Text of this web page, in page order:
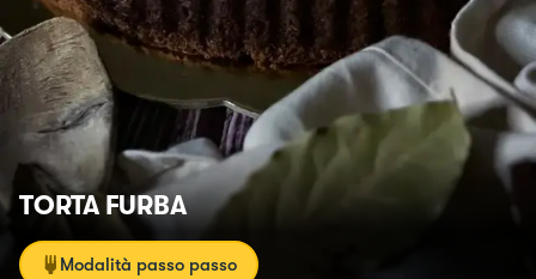
TORTA FURBA
Modalità passo passo